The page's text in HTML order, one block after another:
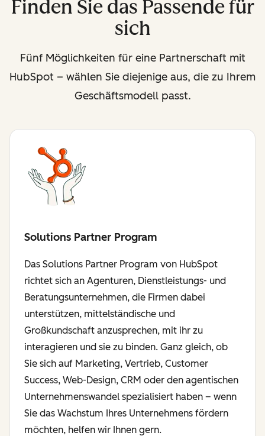
Finden Sie das Passende für
sich
Fünf Möglichkeiten für eine Partnerschaft mit
HubSpot – wählen Sie diejenige aus, die zu Ihrem
Geschäftsmodell passt.
Solutions Partner Program
Das Solutions Partner Program von HubSpot
richtet sich an Agenturen, Dienstleistungs- und
Beratungsunternehmen, die Firmen dabei
unterstützen, mittelständische und
Großkundschaft anzusprechen, mit ihr zu
interagieren und sie zu binden. Ganz gleich, ob
Sie sich auf Marketing, Vertrieb, Customer
Success, Web-Design, CRM oder den agentischen
Unternehmenswandel spezialisiert haben – wenn
Sie das Wachstum Ihres Unternehmens fördern
möchten, helfen wir Ihnen gern.